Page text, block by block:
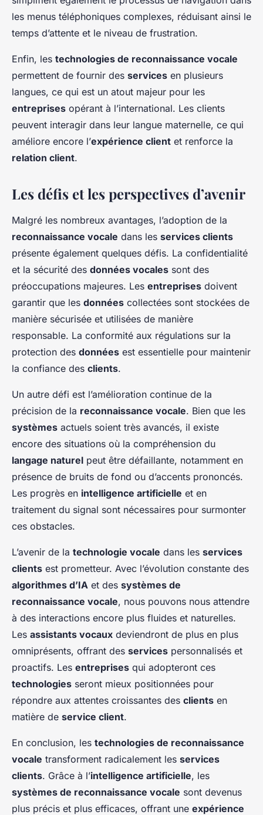
les menus téléphoniques complexes, réduisant ainsi le
temps d’attente et le niveau de frustration.
Enfin, les technologies de reconnaissance vocale
permettent de fournir des services en plusieurs
langues, ce qui est un atout majeur pour les
entreprises opérant à l’international. Les clients
peuvent interagir dans leur langue maternelle, ce qui
améliore encore l’expérience client et renforce la
relation client.
Les défis et les perspectives d’avenir
Malgré les nombreux avantages, l’adoption de la
reconnaissance vocale dans les services clients
présente également quelques défis. La confidentialité
et la sécurité des données vocales sont des
préoccupations majeures. Les entreprises doivent
garantir que les données collectées sont stockées de
manière sécurisée et utilisées de manière
responsable. La conformité aux régulations sur la
protection des données est essentielle pour maintenir
la confiance des clients.
Un autre défi est l’amélioration continue de la
précision de la reconnaissance vocale. Bien que les
systèmes actuels soient très avancés, il existe
encore des situations où la compréhension du
langage naturel peut être défaillante, notamment en
présence de bruits de fond ou d’accents prononcés.
Les progrès en intelligence artificielle et en
traitement du signal sont nécessaires pour surmonter
ces obstacles.
L’avenir de la technologie vocale dans les services
clients est prometteur. Avec l’évolution constante des
algorithmes d’IA et des systèmes de
reconnaissance vocale, nous pouvons nous attendre
à des interactions encore plus fluides et naturelles.
Les assistants vocaux deviendront de plus en plus
omniprésents, offrant des services personnalisés et
proactifs. Les entreprises qui adopteront ces
technologies seront mieux positionnées pour
répondre aux attentes croissantes des clients en
matière de service client.
En conclusion, les technologies de reconnaissance
vocale transforment radicalement les services
clients. Grâce à l’intelligence artificielle, les
systèmes de reconnaissance vocale sont devenus
plus précis et plus efficaces, offrant une expérience